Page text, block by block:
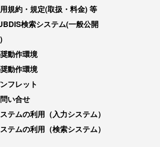
規約・規定(取扱・料金) 等
検索システム(一般公開
動作環境
動作環境
フレット
い合せ
テムの利用（入力システム）
テムの利用（検索システム）